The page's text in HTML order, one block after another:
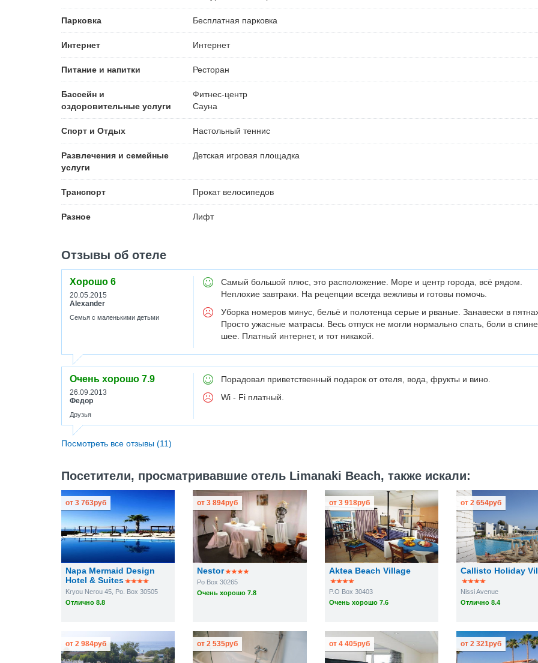
Парковка Бесплатная парковка
Интернет Интернет
Питание и напитки Ресторан
Бассейн и
оздоровительные услуги
Фитнес-центр
Сауна
Спорт и Отдых Настольный теннис
Развлечения и семейные
услуги
Детская игровая площадка
Транспорт Прокат велосипедов
Разное Лифт
Отзывы об отеле
Хорошо 6
20.05.2015
Alexander
Семья с маленькими детьми
Самый большой плюс, это расположение. Море и центр города, всё рядом.
Неплохие завтраки. На рецепции всегда вежливы и готовы помочь.
Уборка номеров минус, бельё и полотенца серые и рваные. Занавески в
Просто ужасные матрасы. Весь отпуск не могли нормально спать, боли в
шее. Платный интернет, и тот никакой.
Очень хорошо 7.9
26.09.2013
Федор
Друзья
Порадовал приветственный подарок от отеля, вода, фрукты и вино.
Wi - Fi платный.
Посмотреть все отзывы (11)
Посетители, просматривавшие отель Limanaki Beach, также искали:
Napa Mermaid Design
Hotel & Suites
Kryou Nerou 45, Po. Box 30505
Отлично 8.8
от 3 763руб
Nestor
Po Box 30265
Очень хорошо 7.8
от3 894руб
Aktea Beach Village
P.O Box 30403
Очень хорошо 7.6
от 3 918руб
Callisto Holiday
Nissi Avenue
Отлично 8.4
от2 654руб
от 2 984руб от2 535руб от 4 405руб от2 321руб